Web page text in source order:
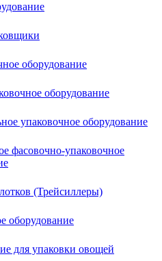
оборудование
оборудование
упаковочное оборудование
фасовочно-упаковочное
(Трейсиллеры)
оборудование
для упаковки овощей